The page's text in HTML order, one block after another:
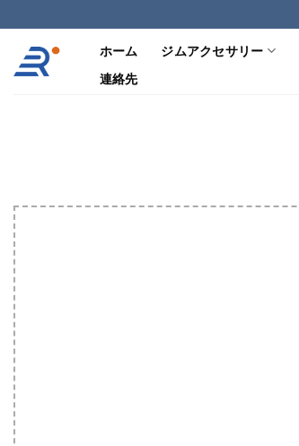
ン
ホーム ジムアクセサリー
連絡先